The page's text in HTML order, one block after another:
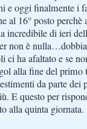
e oggi finalmente i
al 16° posto perchè
incredibile di ieri
non è
ha afaltato e se
alla fine del
da parte dei
E questo per
alla quinta giornata.